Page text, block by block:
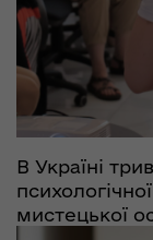
В Україні
мистецької